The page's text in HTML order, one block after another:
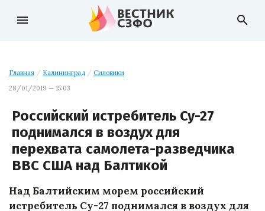
menu search
Главная / Калининград / Силовики
28/01/2019 — 15:03
Российский истребитель Су-27
поднимался в воздух для
перехвата самолета-разведчика
ВВС США над Балтикой
Над Балтийским морем российский
истребитель Су-27 поднимался в воздух для